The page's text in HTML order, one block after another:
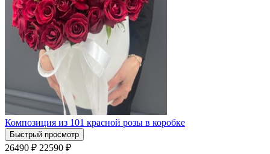
Композиция из 101 красной розы в коробке
Быстрый просмотр
26490 ₽ 22590 ₽